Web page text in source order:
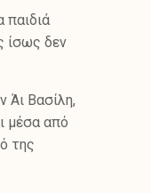
παιδιά
ίσως δεν
Άι Βασίλη,
μέσα από
της